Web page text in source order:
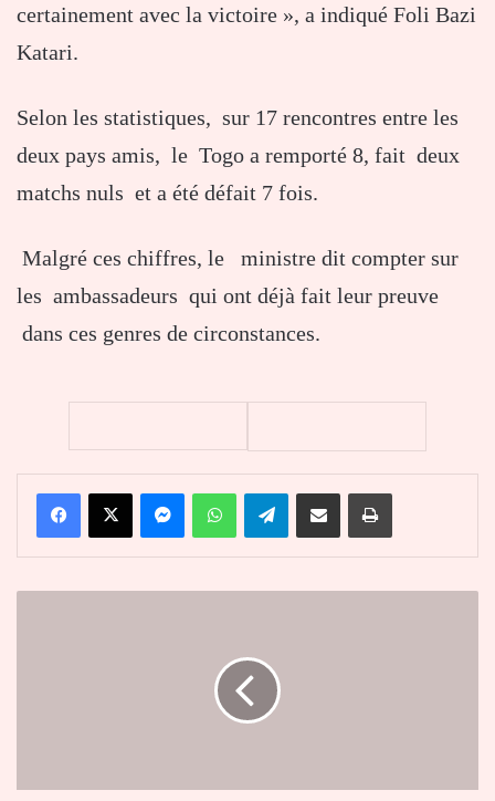
certainement avec la victoire », a indiqué Foli Bazi
Katari.
Selon les statistiques, sur 17 rencontres entre les
deux pays amis, le Togo a remporté 8, fait deux
matchs nuls et a été défait 7 fois.
Malgré ces chiffres, le ministre dit compter sur
les ambassadeurs qui ont déjà fait leur preuve
dans ces genres de circonstances.
FacebookX MessengerWhatsAppTelegramPartager par email Imprimer
aux